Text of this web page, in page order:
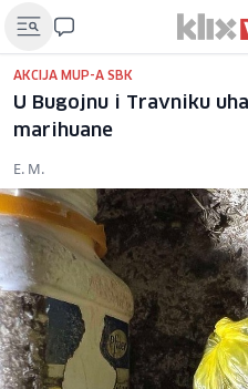
AKCIJA MUP-A SBK
U Bugojnu i Travniku
marihuane
E. M.